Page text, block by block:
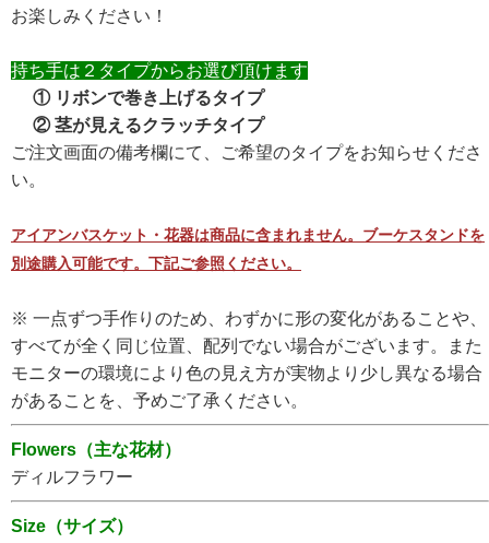
お楽しみください！
持ち手は２タイプからお選び頂けます
① リボンで巻き上げるタイプ
② 茎が見えるクラッチタイプ
ご注文画面の備考欄にて、ご希望のタイプをお知らせくださ
い。
アイアンバスケット・花器は商品に含まれません。ブーケスタンドを
別途購入可能です。下記ご参照ください。
※ 一点ずつ手作りのため、わずかに形の変化があることや、
すべてが全く同じ位置、配列でない場合がございます。また
モニターの環境により色の見え方が実物より少し異なる場合
があることを、予めご了承ください。
Flowers（主な花材）
ディルフラワー
Size（サイズ）